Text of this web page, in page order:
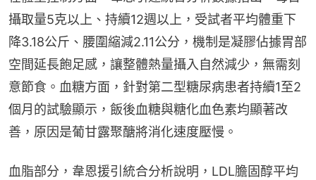
攝取量5克以上、持續12週以上，受試者平均體重下
降3.18公斤、腰圍縮減2.11公分，機制是凝膠佔據胃部
空間延長飽足感，讓整體熱量攝入自然減少，無需刻
意節食。血糖方面，針對第二型糖尿病患者持續1至2
個月的試驗顯示，飯後血糖與糖化血色素均顯著改
善，原因是葡甘露聚醣將消化速度壓慢。
血脂部分，韋恩援引統合分析說明，LDL膽固醇平均